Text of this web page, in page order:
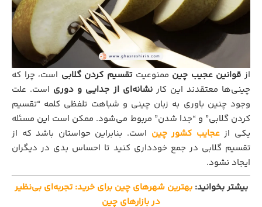
ازقوانین عجیب چین ممنوعیت تقسیم کردن گلابی است، چرا که
چینی‌ها معتقدند این کار نشانه‌ای از جدایی و دوری است. علت
وجود چنین باوری به زبان چینی و شباهت تلفظی کلمه “تقسیم
کردن گلابی” و “جدا شدن” مربوط می‌شود. ممکن است این مسئله
یکی ازعجایب کشور چین است. بنابراین حواستان باشد که از
تقسیم گلابی در جمع خودداری کنید تا احساس بدی در دیگران
ایجاد نشود.
بیشتر بخوانید:بهترین شهرهای چین برای خرید: تجربه‌ای بی‌نظیر
در بازارهای چین